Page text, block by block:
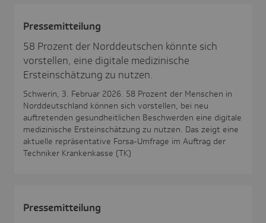
Pres­se­mit­tei­lung
58 Prozent der Norddeutschen könnte sich
vorstellen, eine digitale medizinische
Ersteinschätzung zu nutzen.
Schwerin, 3. Februar 2026. 58 Prozent der Menschen in
Norddeutschland können sich vorstellen, bei neu
auftretenden gesundheitlichen Beschwerden eine digitale
medizinische Ersteinschätzung zu nutzen. Das zeigt eine
aktuelle repräsentative Forsa-Umfrage im Auftrag der
Techniker Krankenkasse (TK)
Pres­se­mit­tei­lung